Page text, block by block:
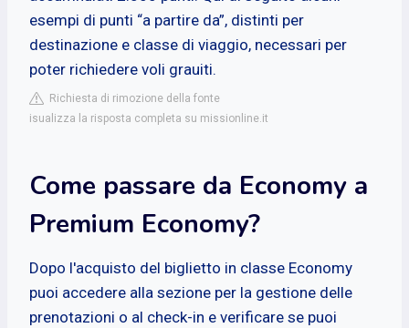
esempi di punti “a partire da”, distinti per
destinazione e classe di viaggio, necessari per
poter richiedere voli grauiti.
Richiesta di rimozione della fonte
isualizza la risposta completa su missionline.it
Come passare da Economy a
Premium Economy?
Dopo l'acquisto del biglietto in classe Economy
puoi accedere alla sezione per la gestione delle
prenotazioni o al check-in e verificare se puoi